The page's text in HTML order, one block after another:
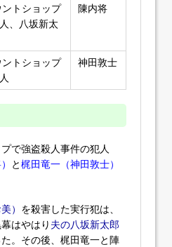
トショップ
、八坂新太
陳内将
トショップ
神田敦士
で強盗殺人事件の犯人
と梶田竜一（神田敦士）
） を殺害した実行犯は、
はやはり 夫の八坂新太郎
。その後、梶田竜一と陣